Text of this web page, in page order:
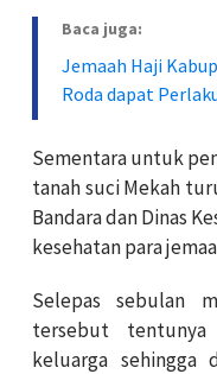
Baca juga:
Jemaah Haji
Roda dapat
Sementara untuk
tanah suci Mekah
Bandara dan Dinas
kesehatan para
Selepas sebulan
tersebut
keluarga sehingga